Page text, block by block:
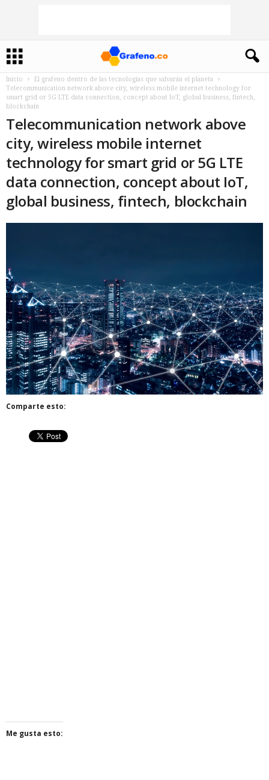
Inicio
El grafeno dentro de las tecnologías que salvarán el planeta
Telecommunication network above city, wireless mobile internet technology for
smart grid or 5G LTE data connection, concept about IoT, global business, fintech,
blockchain
Telecommunication network above
city, wireless mobile internet
technology for smart grid or 5G LTE
data connection, concept about IoT,
global business, fintech, blockchain
Comparte esto:
Me gusta esto: